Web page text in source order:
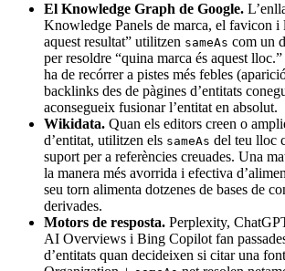
El Knowledge Graph de Google.
Knowledge Panels de marca, el favicon i
aquest resultat” utilitzen sameAs com un
per resoldre “quina marca és aquest
ha de recórrer a pistes més febles
backlinks des de pàgines d’entitats
aconsegueix fusionar l’entitat en absolut.
Wikidata. Quan els editors creen o
d’entitat, utilitzen els sameAs del teu lloc
suport per a referències creuades. Una
la manera més avorrida i efectiva
seu torn alimenta dotzenes de bases de
derivades.
Motors de resposta. Perplexity,
AI Overviews i Bing Copilot fan
d’entitats quan decideixen si citar una